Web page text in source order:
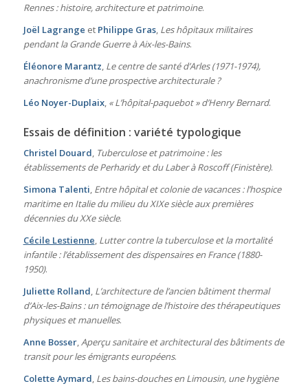
Rennes : histoire, architecture et patrimoine.
Joël Lagrange et Philippe Gras, Les hôpitaux militaires
pendant la Grande Guerre à Aix-les-Bains.
Éléonore Marantz, Le centre de santé d’Arles (1971-1974),
anachronisme d’une prospective architecturale ?
Léo Noyer-Duplaix, « L’hôpital-paquebot » d’Henry Bernard.
Essais de définition : variété typologique
Christel Douard, Tuberculose et patrimoine : les
établissements de Perharidy et du Laber à Roscoff (Finistère).
Simona Talenti, Entre hôpital et colonie de vacances : l’hospice
maritime en Italie du milieu du XIXe siècle aux premières
décennies du XXe siècle.
Cécile Lestienne, Lutter contre la tuberculose et la mortalité
infantile : l’établissement des dispensaires en France (1880-
1950).
Juliette Rolland, L’architecture de l’ancien bâtiment thermal
d’Aix-les-Bains : un témoignage de l’histoire des thérapeutiques
physiques et manuelles.
Anne Bosser,Aperçu sanitaire et architectural des bâtiments de
transit pour les émigrants européens.
Colette Aymard, Les bains-douches en Limousin, une hygiène